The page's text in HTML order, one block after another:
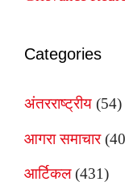
Categories
अंतरराष्ट्रीय (54)
आगरा समाचार
आर्टिकल(431)